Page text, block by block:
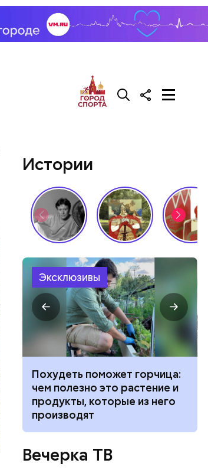
Истории
Эксклюзивы
Похудеть поможет горчица:
чем полезно это растение и
продукты, которые из него
производят
Вечерка ТВ